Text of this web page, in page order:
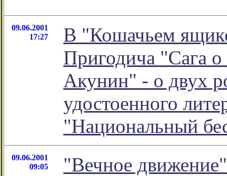
09.06.2001
17:27
В "Кошачьем
Пригодича "Сага
Акунин" - о двух
удостоенного
"Национальный
09.06.2001
09:05
"Вечное